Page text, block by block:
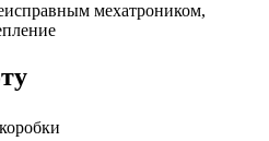
мехатроником,